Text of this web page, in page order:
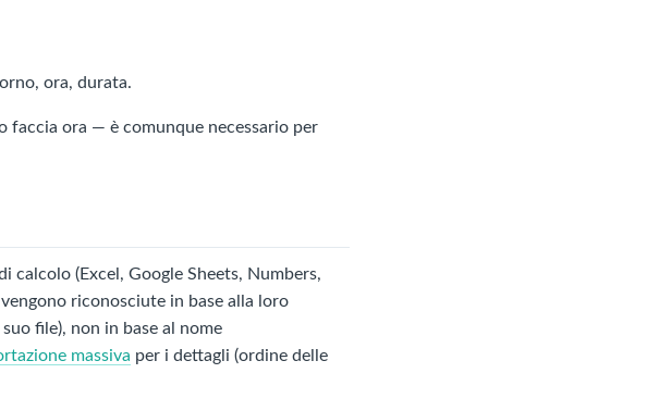
ora, durata.
faccia ora — è comunque necessario per
calcolo (Excel, Google Sheets, Numbers,
riconosciute in base alla loro
file), non in base al nome
massiva per i dettagli (ordine delle